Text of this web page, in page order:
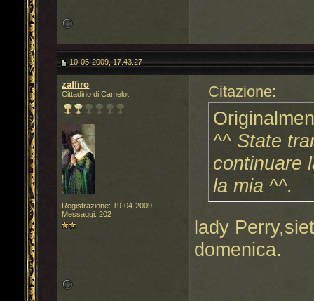
10-05-2009, 17.43.27
zaffiro
Cittadino di Camelot
Registrazione: 19-04-2009
Messaggi: 202
Citazione:
^^ State
continuare
la mia ^^.
lady
domenica.